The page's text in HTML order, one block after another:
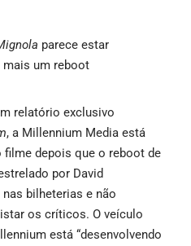
parece estar
mais um reboot
relatório exclusivo
, a Millennium Media está
filme depois que o reboot de
por David
bilheterias e não
os críticos. O veículo
está “desenvolvendo